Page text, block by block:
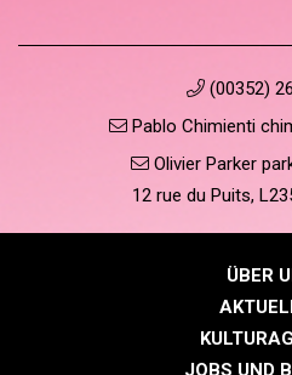
(00352)
Pablo Chimienti
Olivier Parker
12 rue du Puits,
ÜBER
JOBS UND